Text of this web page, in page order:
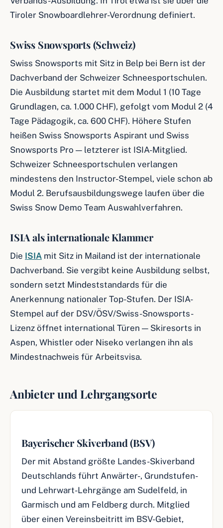
Tiroler Snowboardlehrer-Verordnung definiert.
Swiss Snowsports (Schweiz)
Swiss Snowsports mit Sitz in Belp bei Bern ist der
Dachverband der Schweizer Schneesportschulen.
Die Ausbildung startet mit dem Modul 1 (10 Tage
Grundlagen, ca. 1.000 CHF), gefolgt vom Modul 2 (4
Tage Pädagogik, ca. 600 CHF). Höhere Stufen
heißen Swiss Snowsports Aspirant und Swiss
Snowsports Pro — letzterer ist ISIA-Mitglied.
Schweizer Schneesportschulen verlangen
mindestens den Instructor-Stempel, viele schon ab
Modul 2. Berufsausbildungswege laufen über die
Swiss Snow Demo Team Auswahlverfahren.
ISIA als internationale Klammer
Die ISIA mit Sitz in Mailand ist der internationale
Dachverband. Sie vergibt keine Ausbildung selbst,
sondern setzt Mindeststandards für die
Anerkennung nationaler Top-Stufen. Der ISIA-
Stempel auf der DSV/ÖSV/Swiss-Snowsports-
Lizenz öffnet international Türen — Skiresorts in
Aspen, Whistler oder Niseko verlangen ihn als
Mindestnachweis für Arbeitsvisa.
Anbieter und Lehrgangsorte
Bayerischer Skiverband (BSV)
Der mit Abstand größte Landes-Skiverband
Deutschlands führt Anwärter-, Grundstufen-
und Lehrwart-Lehrgänge am Sudelfeld, in
Garmisch und am Feldberg durch. Mitglied
über einen Vereinsbeitritt im BSV-Gebiet,